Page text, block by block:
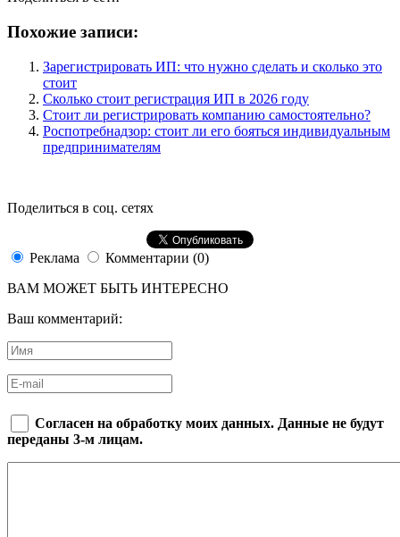
Похожие записи:
Зарегистрировать ИП: что нужно сделать и сколько это
стоит
Сколько стоит регистрация ИП в 2026 году
Стоит ли регистрировать компанию самостоятельно?
Роспотребнадзор: стоит ли его бояться индивидуальным
предпринимателям
Поделиться в соц. сетях
Реклама
Комментарии (0)
ВАМ МОЖЕТ БЫТЬ ИНТЕРЕСНО
Ваш комментарий:
Согласен на обработку моих данных. Данные не будут
переданы 3-м лицам.